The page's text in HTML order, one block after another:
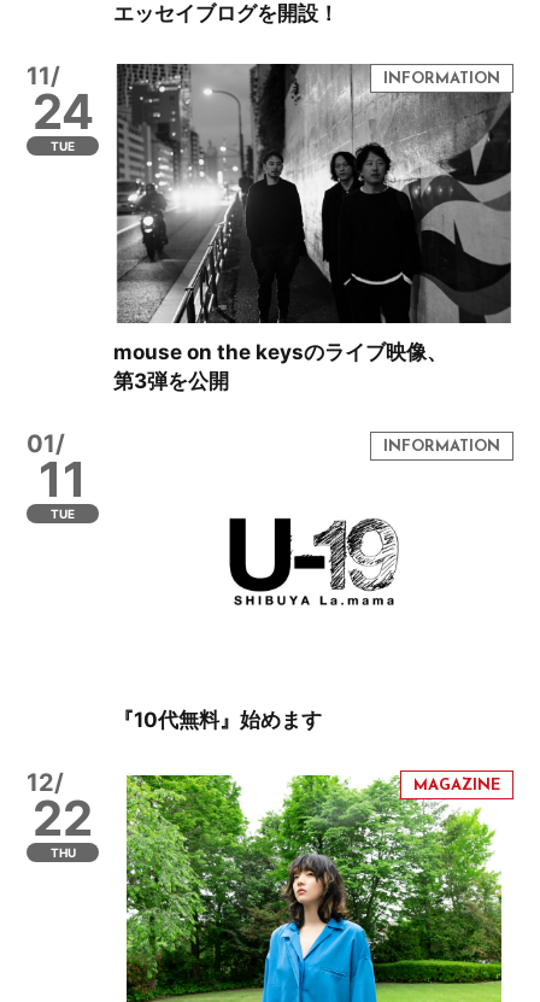
エッセイブログを開設！
11/
24
TUE
mouse on the keysのライブ映像、
第3弾を公開
01/
11
TUE
『10代無料』始めます
12/
22
THU